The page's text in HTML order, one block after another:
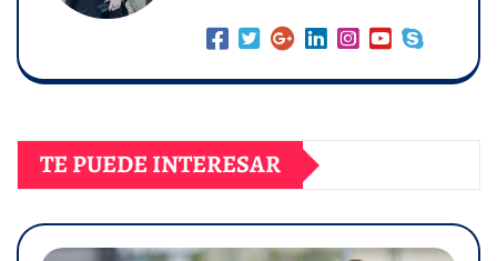
TE PUEDE INTERESAR